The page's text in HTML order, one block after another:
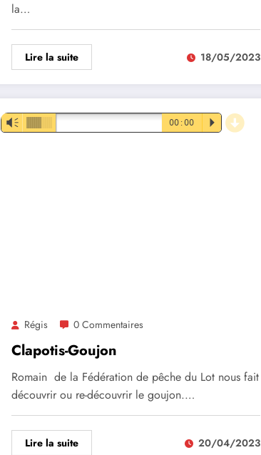
la…
Lire la suite 18/05/2023
Lecteur
audio
Vm 00:00 P d
Régis 0 Commentaires
Clapotis-Goujon
Romain de la Fédération de pêche du Lot nous fait
découvrir ou re-découvrir le goujon.…
Lire la suite 20/04/2023